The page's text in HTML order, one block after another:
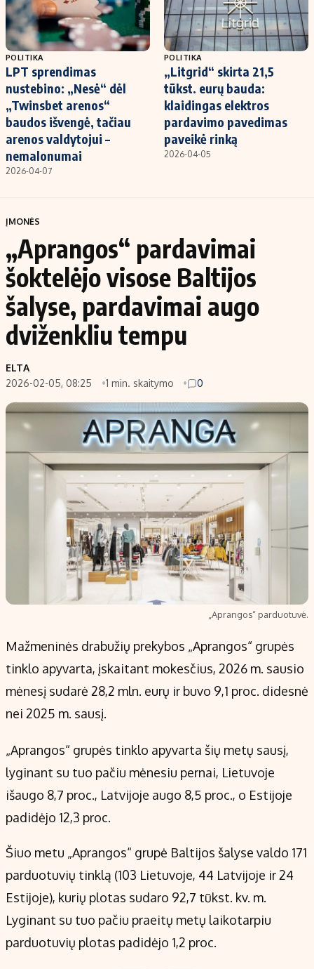
POLITIKA
LPT sprendimas
nustebino: „Nesė“ dėl
„Twinsbet arenos“
baudos išvengė, tačiau
arenos valdytojui –
nemalonumai
2026-04-07
POLITIKA
„Litgrid“ skirta 21,5
tūkst. eurų bauda:
klaidingas elektros
pardavimo pavedimas
paveikė rinką
2026-04-05
ĮMONĖS
„Aprangos“ pardavimai
šoktelėjo visose Baltijos
šalyse, pardavimai augo
dviženkliu tempu
ELTA
2026-02-05, 08:25
1 min. skaitymo 0
„Aprangos“ parduotuvė.
Mažmeninės drabužių prekybos „Aprangos“ grupės
tinklo apyvarta, įskaitant mokesčius, 2026 m. sausio
mėnesį sudarė 28,2 mln. eurų ir buvo 9,1 proc. didesnė
nei 2025 m. sausį.
„Aprangos“ grupės tinklo apyvarta šių metų sausį,
lyginant su tuo pačiu mėnesiu pernai, Lietuvoje
išaugo 8,7 proc., Latvijoje augo 8,5 proc., o Estijoje
padidėjo 12,3 proc.
Šiuo metu „Aprangos“ grupė Baltijos šalyse valdo 171
parduotuvių tinklą (103 Lietuvoje, 44 Latvijoje ir 24
Estijoje), kurių plotas sudaro 92,7 tūkst. kv. m.
Lyginant su tuo pačiu praeitų metų laikotarpiu
parduotuvių plotas padidėjo 1,2 proc.